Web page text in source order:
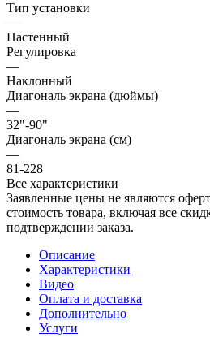
Тип установки
—
Настенный
Регулировка
—
Наклонный
Диагональ экрана (дюймы)
—
32"-90"
Диагональ экрана (см)
—
81-228
Все характеристики
Заявленные цены не являются
стоимость товара, включая все
подтверждении заказа.
Описание
Характеристики
Видео
Оплата и доставка
Дополнительно
Услуги